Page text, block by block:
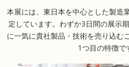
本展には、東日本を中心とした製造
定しています。わずか3日間の展示
に一気に貴社製品・技術を売り込む
1つ目の特徴で